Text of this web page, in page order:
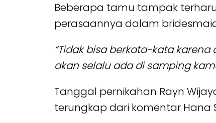
Beberapa tamu tampak
perasaannya dalam
“Tidak bisa berkata-kata
akan selalu ada di samping
Tanggal pernikahan Rayn
terungkap dari komentar Hana